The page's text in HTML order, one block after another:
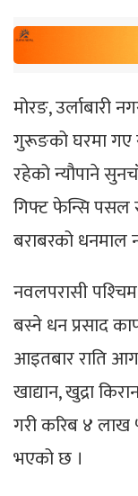
मोरङ, उर्लाबारी
गुरूङको घरमा गए
रहेको न्यौपाने
गिफ्ट फेन्सि
बराबरको धनमाल
नवलपरासी
बस्ने धन प्रसाद
आइतबार राति
खाद्यान, खुद्रा
गरी करिब ४ लाख
भएको छ ।